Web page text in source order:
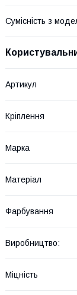
Сумісність з
Артикул
Кріплення
Марка
Матеріал
Фарбування
Виробництво:
Міцність